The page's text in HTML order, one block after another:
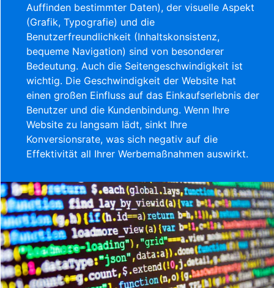
Auffinden bestimmter Daten), der visuelle Aspekt
(Grafik, Typografie) und die
Benutzerfreundlichkeit (Inhaltskonsistenz,
bequeme Navigation) sind von besonderer
Bedeutung. Auch die Seitengeschwindigkeit ist
wichtig. Die Geschwindigkeit der Website hat
einen großen Einfluss auf das Einkaufserlebnis der
Benutzer und die Kundenbindung. Wenn Ihre
Website zu langsam lädt, sinkt Ihre
Konversionsrate, was sich negativ auf die
Effektivität all Ihrer Werbemaßnahmen auswirkt.